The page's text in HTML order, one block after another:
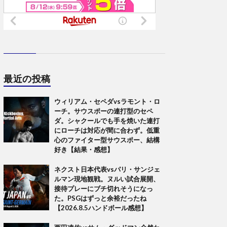
最近の投稿
ウィリアム・セペダvsラモント・ロ
ーチ。サウスポーの連打型のセペ
ダ。シャクールでも手を焼いた連打
にローチは対応が間に合わず。低重
心のファイター型サウスポー、結構
好き【結果・感想】
ネクスト日本代表vsパリ・サンジェ
ルマン現地観戦。ヌルい試合展開、
接待プレーにブチ切れそうになっ
た。PSGはずっと余裕だったね
【2026.8.5ハンドボール感想】